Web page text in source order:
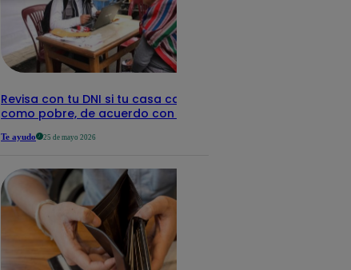
Revisa con tu DNI si tu casa califica
como pobre, de acuerdo con el Sisfoh
Te ayudo 25 de mayo 2026